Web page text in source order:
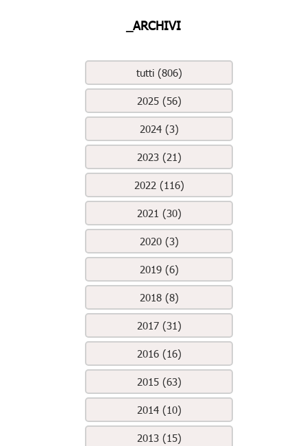
_ARCHIVI
tutti (806)
2025 (56)
2024 (3)
2023 (21)
2022 (116)
2021 (30)
2020 (3)
2019 (6)
2018 (8)
2017 (31)
2016 (16)
2015 (63)
2014 (10)
2013 (15)